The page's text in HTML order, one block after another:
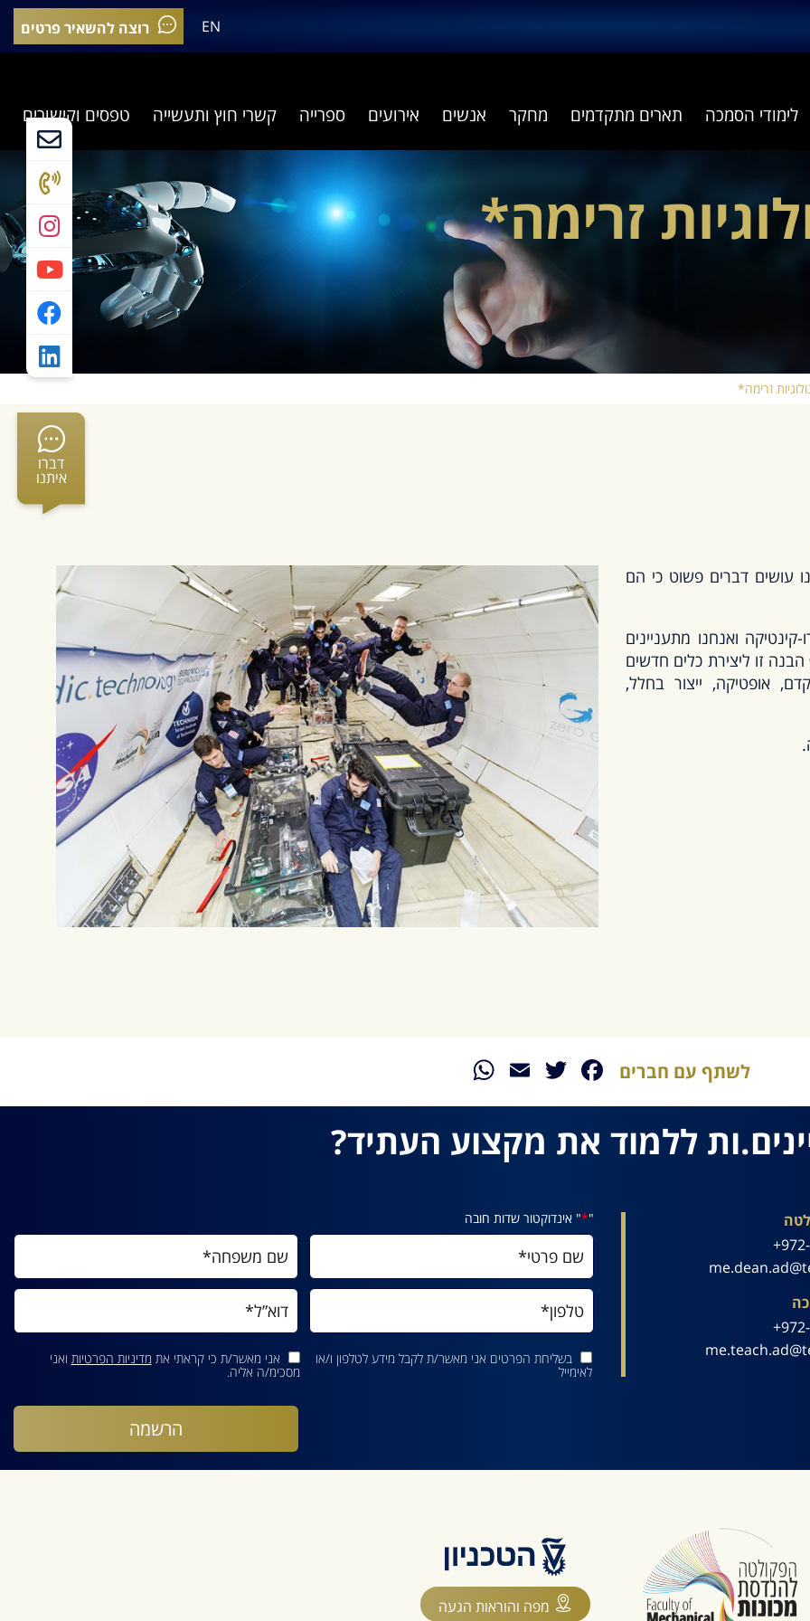
EN רוצה להשאיר פרטים
לימודי הסמכה תארים מתקדמים מחקר אנשים אירועים ספרייה קשרי חוץ ותעשייה טפסים וקישורים
דברו
איתנו
זרימה*
זרימה*
עושים דברים פשוט כי הם
ואנחנו מתעניינים
זו ליצירת כלים חדשים
אופטיקה, ייצור בחלל,
לשתף עם חברים Facebook
Twitter
Email
ללמוד את מקצוע העתיד?
"
*" אינדוקטור שדות חובה
בשליחת הפרטים אני מאשר/ת לקבל מידע לטלפון ו/או
לאימייל
אני מאשר/ת כי קראתי את מדיניות הפרטיות ואני
מסכימ/ה אליה.
מפה והוראות הגעה